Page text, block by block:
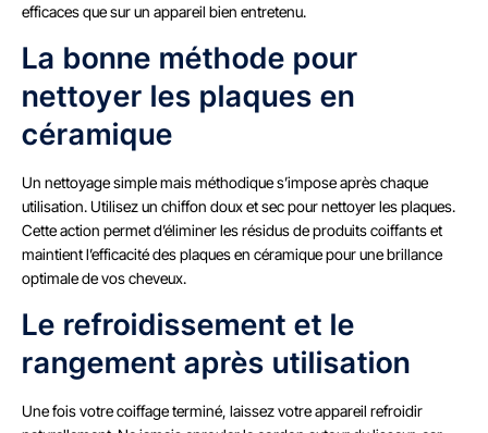
efficaces que sur un appareil bien entretenu.
La bonne méthode pour
nettoyer les plaques en
céramique
Un nettoyage simple mais méthodique s’impose après chaque
utilisation. Utilisez un chiffon doux et sec pour nettoyer les plaques.
Cette action permet d’éliminer les résidus de produits coiffants et
maintient l’efficacité des plaques en céramique pour une brillance
optimale de vos cheveux.
Le refroidissement et le
rangement après utilisation
Une fois votre coiffage terminé, laissez votre appareil refroidir